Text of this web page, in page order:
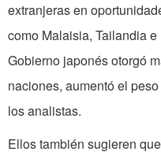
extranjeras en
como Malaisia, Tailandia
Gobierno japonés otorgó
naciones, aumentó el
los analistas.
Ellos también sugieren